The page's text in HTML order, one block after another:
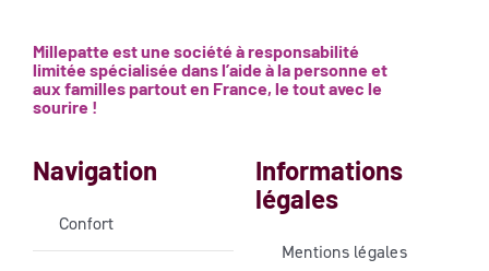
Millepatte est une société à responsabilité
limitée spécialisée dans l’aide à la personne et
aux familles partout en France, le tout avec le
sourire !
Navigation
Confort
Informations
légales
Mentions légales